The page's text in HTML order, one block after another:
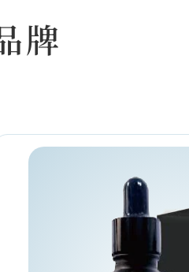
牌